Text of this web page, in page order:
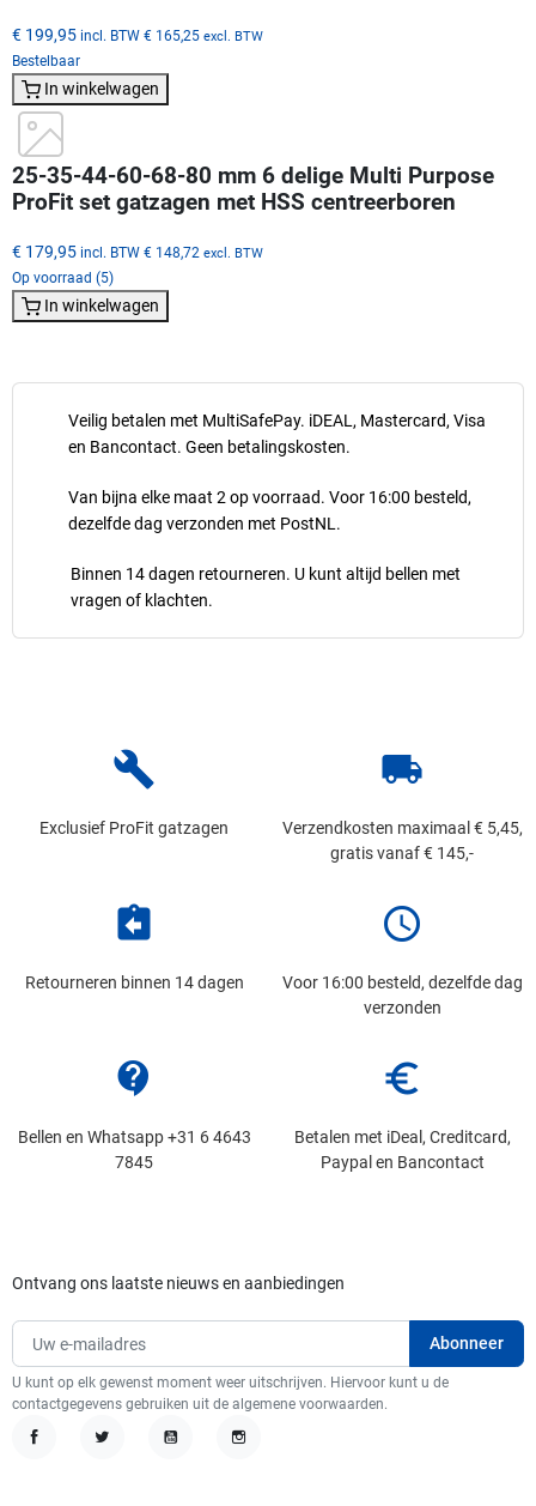
Veilig betalen met MultiSafePay. iDEAL, Mastercard, Visa
en Bancontact. Geen betalingskosten.
Van bijna elke maat 2 op voorraad. Voor 16:00 besteld,
dezelfde dag verzonden met PostNL.
Binnen 14 dagen retourneren. U kunt altijd bellen met
vragen of klachten.
€ 199,95 incl. BTW € 165,25 excl. BTW
Bestelbaar
In winkelwagen
25-35-44-60-68-80 mm 6 delige Multi Purpose
ProFit set gatzagen met HSS centreerboren
€ 179,95 incl. BTW € 148,72 excl. BTW
Op voorraad (5)
In winkelwagen
build
Exclusief ProFit gatzagen
local_shipping
Verzendkosten maximaal € 5,45,
gratis vanaf € 145,-
assignment_return
Retourneren binnen 14 dagen
schedule
Voor 16:00 besteld, dezelfde dag
verzonden
contact_support
Bellen en Whatsapp +31 6 4643
7845
euro_symbol
Betalen met iDeal, Creditcard,
Paypal en Bancontact
Ontvang ons laatste nieuws en aanbiedingen
U kunt op elk gewenst moment weer uitschrijven. Hiervoor kunt u de
contactgegevens gebruiken uit de algemene voorwaarden.